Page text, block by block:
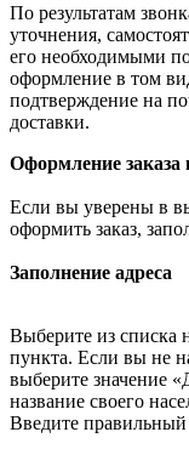
По результатам
уточнения,
его необходимыми
оформление в том
подтверждение на
доставки.
Оформление
Если вы уверены в
оформить заказ,
Заполнение адреса
Выберите из списка
пункта. Если вы не
выберите значение
название своего
Введите правильный